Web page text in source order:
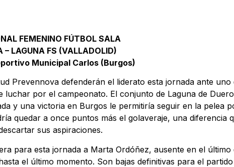
FEMENINO FÚTBOL SALA
– LAGUNA FS (VALLADOLID)
Municipal Carlos (Burgos)
Prevennova defenderán el liderato esta jornada ante uno
luchar por el campeonato. El conjunto de Laguna de
y una victoria en Burgos le permitiría seguir en la pelea
quedar a once puntos más el golaveraje, una diferencia
sus aspiraciones.
para esta jornada a Marta Ordóñez, ausente en el
el último momento. Son bajas definitivas para el